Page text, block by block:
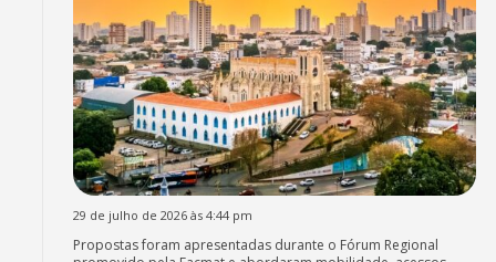
29 de julho de 2026 às 4:44 pm
Propostas foram apresentadas durante o Fórum Regional